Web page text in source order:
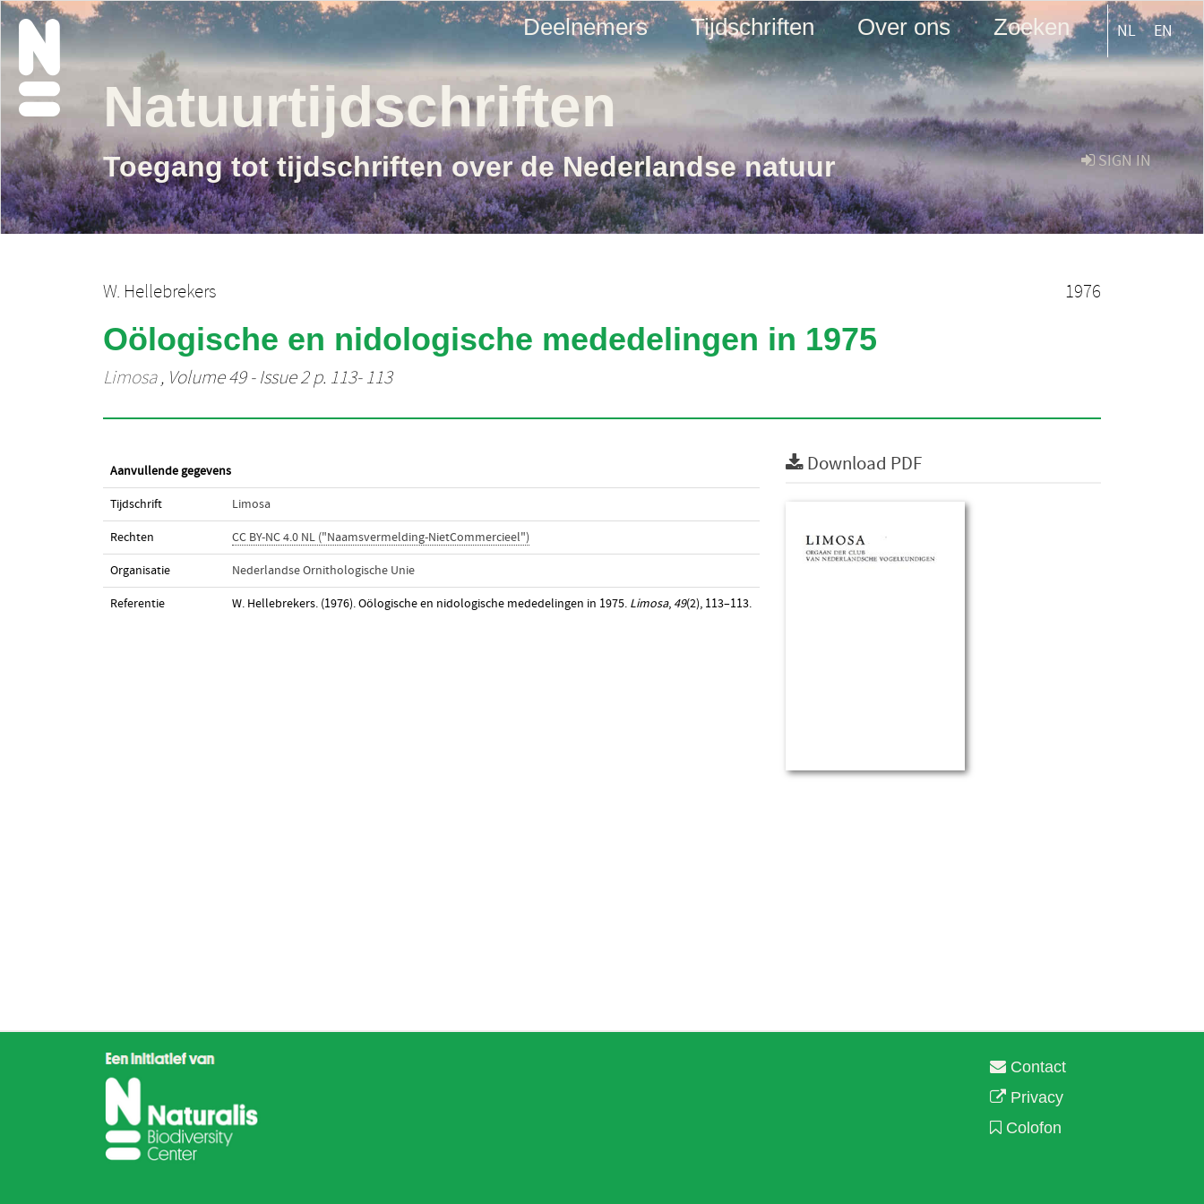
Deelnemers Tijdschriften Over ons Zoeken NL EN
SIGN IN
Natuurtijdschriften
Toegang tot tijdschriften over de Nederlandse natuur
W. Hellebrekers 1976
Oölogische en nidologische mededelingen in 1975
Limosa, Volume 49 - Issue 2 p. 113- 113
Aanvullende gegevens
Tijdschrift Limosa
Rechten CC BY-NC 4.0 NL ("Naamsvermelding-NietCommercieel")
Organisatie Nederlandse Ornithologische Unie
Referentie W. Hellebrekers. (1976). Oölogische en nidologische mededelingen in 1975. Limosa, 49(2), 113–113.
Download PDF
Contact
Privacy
Colofon